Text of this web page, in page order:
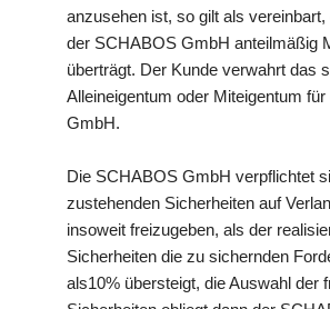
anzusehen ist, so gilt als
der SCHABOS GmbH anteilmäßig
überträgt. Der Kunde verwahrt das
Alleineigentum oder Miteigentum
GmbH.
Die SCHABOS GmbH verpflichtet
zustehenden Sicherheiten auf
insoweit freizugeben, als der
Sicherheiten die zu sichernden
als10% übersteigt, die Auswahl der